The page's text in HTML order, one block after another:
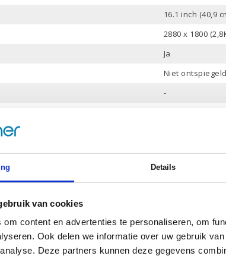
Details
van cookies
om content en advertenties te personaliseren, om
Ook delen we informatie over uw gebruik
Deze partners kunnen deze gegevens
16.1 inch (40,9
2880 x 1800
Ja
Niet
-
14 Cores, 20
tot 5.0 GHz
NVIDIA GeForce